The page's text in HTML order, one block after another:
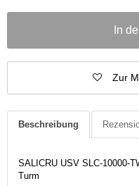
In
Zur
Beschreibung
SALICRU USV SLC-10000-
Turm